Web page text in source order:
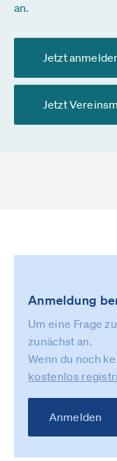
an.
Jetzt
Jetzt
Anmeldung
Um eine Frage
zunächst an.
Wenn du noch
kostenlos
Anmelden